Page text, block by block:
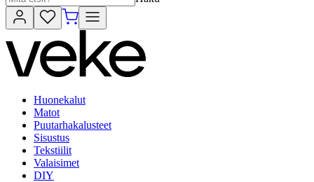
Huonekalut
Matot
Puutarhakalusteet
Sisustus
Tekstiilit
Valaisimet
DIY